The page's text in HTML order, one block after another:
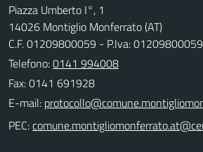
Piazza Umberto I°, 1
14026 Montiglio Monferrato (AT)
C.F. 01209800059 - P.Iva: 01209800059
Telefono:0141 994008
Fax: 0141 691928
E-mail:
PEC: